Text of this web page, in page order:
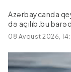
Azərbaycanda
də açılıb.bu
yayıb.Bildirilib ki,
qalan cinayətlərdir.
08 Avqust 2026,